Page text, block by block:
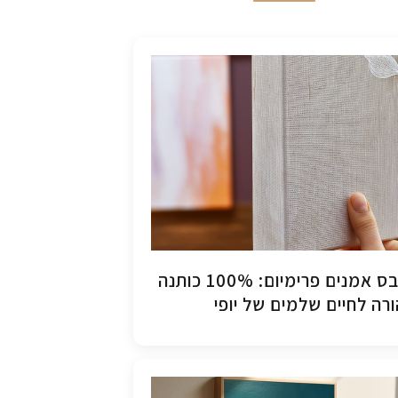
קנבס אמנים פרימיום: 100% כותנה
לחיים שלמים של יופי